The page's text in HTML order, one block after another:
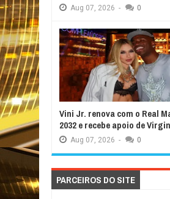
Aug 07, 2026 - 0
Vini Jr. renova com o Real
2032 e recebe apoio de
Aug 07, 2026 - 0
PARCEIROS DO SITE